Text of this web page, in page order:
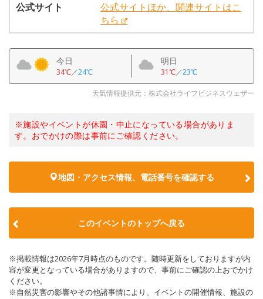
公式サイト
公式サイトほか、関連サイトはこ
ちら
今日
34℃／24℃
明日
31℃／23℃
天気情報提供元：株式会社ライフビジネスウェザー
※施設やイベントが休園・中止になっている場合がありま
す。おでかけの際は事前にご確認ください。
地図・アクセス情報、電話番号を確認する
このイベントのトップへ戻る
※掲載情報は2026年7月時点のものです。随時更新をしておりますが内
容が変更となっている場合がありますので、事前にご確認の上おでかけ
ください。
※自然災害の影響やその他諸事情により、イベントの開催情報、施設の